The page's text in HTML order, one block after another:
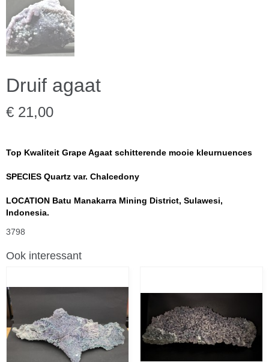
Druif agaat
€ 21,00
Top Kwaliteit Grape Agaat schitterende mooie kleurnuences
SPECIES Quartz var. Chalcedony
LOCATION Batu Manakarra Mining District, Sulawesi,
Indonesia.
3798
Ook interessant